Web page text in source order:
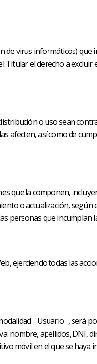
virus informáticos) que
el derecho a excluir
o uso sean
afecten, así como de
que la componen,
o actualización, según
personas que incumplan
ejerciendo todas las
¨Usuario¨, será
nombre, apellidos, DNI,
móvil en el que se haya